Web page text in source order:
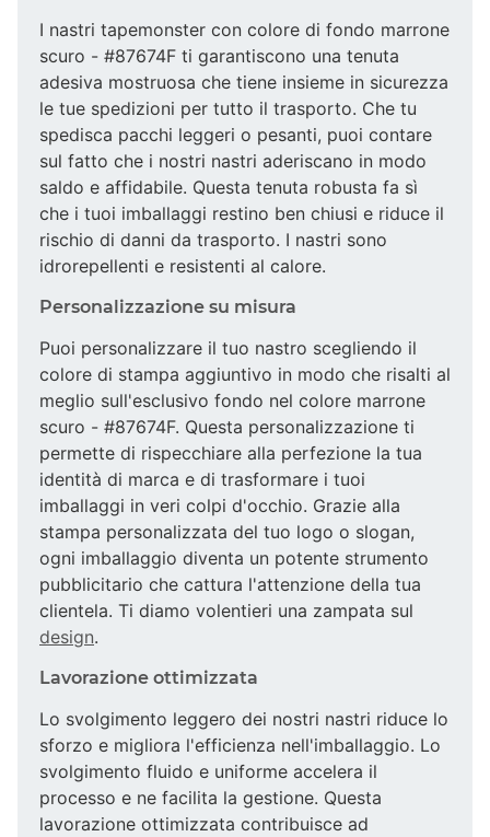
I nastri tapemonster con colore di fondo marrone
scuro - #87674F ti garantiscono una tenuta
adesiva mostruosa che tiene insieme in sicurezza
le tue spedizioni per tutto il trasporto. Che tu
spedisca pacchi leggeri o pesanti, puoi contare
sul fatto che i nostri nastri aderiscano in modo
saldo e affidabile. Questa tenuta robusta fa sì
che i tuoi imballaggi restino ben chiusi e riduce il
rischio di danni da trasporto. I nastri sono
idrorepellenti e resistenti al calore.
Personalizzazione su misura
Puoi personalizzare il tuo nastro scegliendo il
colore di stampa aggiuntivo in modo che risalti al
meglio sull'esclusivo fondo nel colore marrone
scuro - #87674F. Questa personalizzazione ti
permette di rispecchiare alla perfezione la tua
identità di marca e di trasformare i tuoi
imballaggi in veri colpi d'occhio. Grazie alla
stampa personalizzata del tuo logo o slogan,
ogni imballaggio diventa un potente strumento
pubblicitario che cattura l'attenzione della tua
clientela. Ti diamo volentieri una zampata sul
design.
Lavorazione ottimizzata
Lo svolgimento leggero dei nostri nastri riduce lo
sforzo e migliora l'efficienza nell'imballaggio. Lo
svolgimento fluido e uniforme accelera il
processo e ne facilita la gestione. Questa
lavorazione ottimizzata contribuisce ad